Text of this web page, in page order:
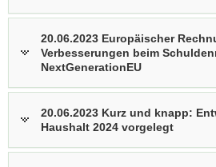
20.06.2023 Europäischer
Verbesserungen beim
NextGenerationEU
20.06.2023 Kurz und knapp:
Haushalt 2024 vorgelegt